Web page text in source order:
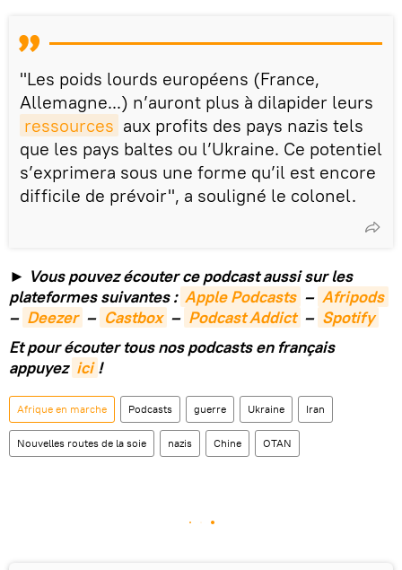
"Les poids lourds européens (France,
Allemagne...) n’auront plus à dilapider leurs
ressources aux profits des pays nazis tels
que les pays baltes ou l’Ukraine. Ce potentiel
s’exprimera sous une forme qu’il est encore
difficile de prévoir", a souligné le colonel.
► Vous pouvez écouter ce podcast aussi sur les
plateformes suivantes : Apple Podcasts – Afripods
– Deezer – Castbox – Podcast Addict – Spotify
Et pour écouter tous nos podcasts en français
appuyez ici !
Afrique en marche Podcasts guerre Ukraine Iran
Nouvelles routes de la soie nazis Chine OTAN